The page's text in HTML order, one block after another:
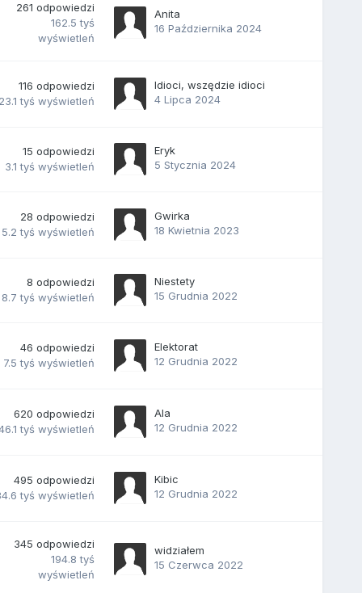
261 odpowiedzi
162.5 tyś
wyświetleń
Anita
16 Października 2024
116 odpowiedzi
23.1 tyś wyświetleń
Idioci, wszędzie idioci
4 Lipca 2024
15 odpowiedzi
3.1 tyś wyświetleń
Eryk
5 Stycznia 2024
28 odpowiedzi
5.2 tyś wyświetleń
Gwirka
18 Kwietnia 2023
8 odpowiedzi
8.7 tyś wyświetleń
Niestety
15 Grudnia 2022
46 odpowiedzi
7.5 tyś wyświetleń
Elektorat
12 Grudnia 2022
620 odpowiedzi
tyś wyświetleń
Ala
12 Grudnia 2022
495 odpowiedzi
tyś wyświetleń
Kibic
12 Grudnia 2022
345 odpowiedzi
194.8 tyś
wyświetleń
widziałem
15 Czerwca 2022